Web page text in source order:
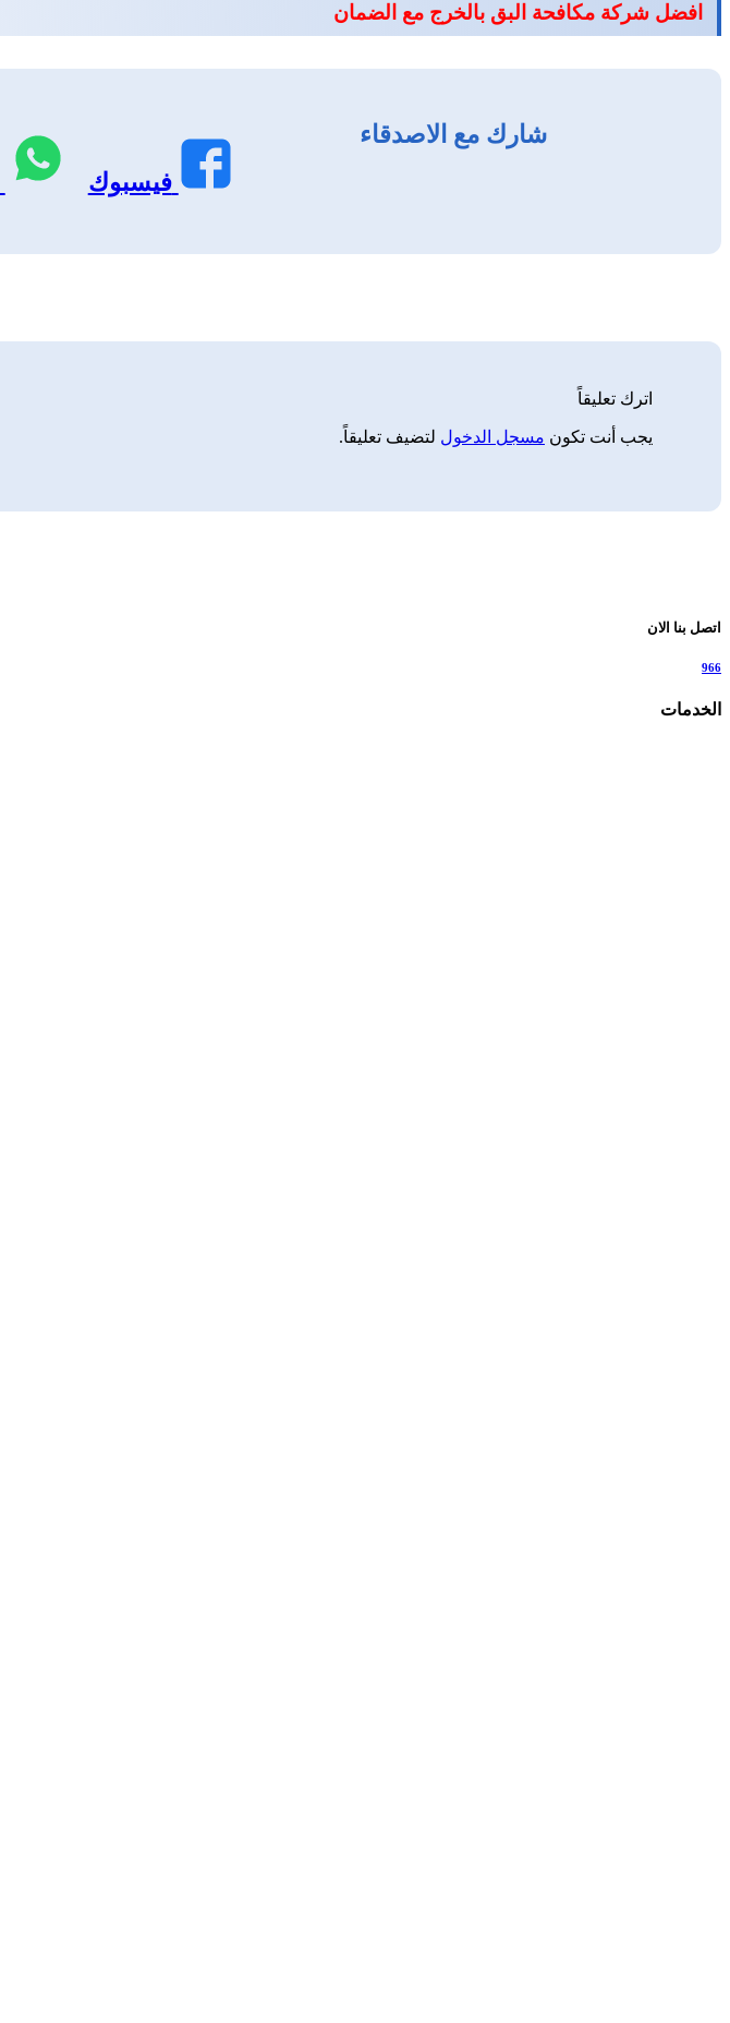
افضل شركة مكافحة البق بالخرج مع الضمان
شارك مع الاصدقاء
فيسبوك
اترك تعليقاً
يجب أنت تكون مسجل الدخول لتضيف تعليقاً.
اتصل بنا الان
966
الخدمات